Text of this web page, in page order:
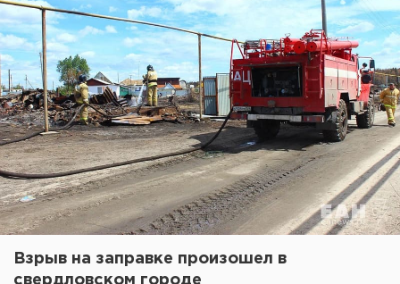
Взрыв на заправке произошел в
свердловском городе